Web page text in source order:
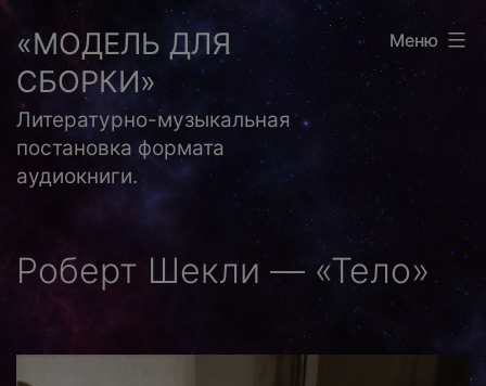
Перейти
содержимому
«МОДЕЛЬ ДЛЯ
СБОРКИ»
Литературно-музыкальная
постановка формата
аудиокниги.
Меню
Роберт Шекли — «Тело»